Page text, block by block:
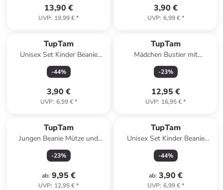
13,90 €
UVP: 19,99 €*
3,90 €
UVP: 6,99 €*
TupTam
Unisex Set Kinder Beanie
Mütze Schlauchschal in
schwarz
-44%
3,90 €
UVP: 6,99 €*
TupTam
Mädchen Bustier mit
Spaghettiträger 5er Pack in
schwarz
-23%
12,95 €
UVP: 16,95 €*
TupTam
Jungen Beanie Mütze und
Schlauchschal 2er Set in
hellgrau
-23%
ab: 9,95 €
UVP: 12,95 €*
TupTam
Unisex Set Kinder Beanie
Mütze Schlauchschal in weiß-
kombi
-44%
ab: 3,90 €
UVP: 6,99 €*